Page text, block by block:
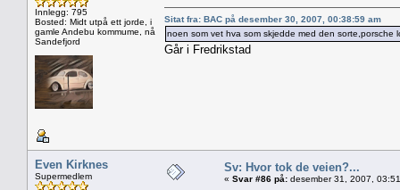
Innlegg: 795
Bosted: Midt utpå ett jorde, i
gamle Andebu kommume, nå
Sandefjord
Sitat fra: BAC på desember 30, 2007, 00:38:59 am
noen som vet hva som skjedde med den sorte,porsche
Går i Fredrikstad
Even Kirknes
Supermedlem
Sv: Hvor tok de veien?...
« Svar #86 på: desember 31, 2007,